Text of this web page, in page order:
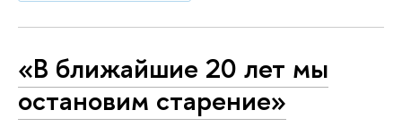
«В ближайшие 20 лет мы
остановим старение»